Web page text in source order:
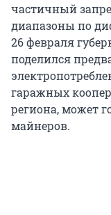
частичный
диапазоны по
26 февраля
поделился
гаражных
региона, может
майнеров.